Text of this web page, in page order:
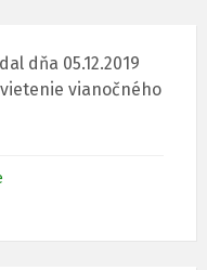
dňa 05.12.2019
vianočného